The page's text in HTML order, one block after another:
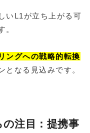
いL1が立ち上がる可
。
ングへの戦略的転換
となる見込みです。
注目：提携事